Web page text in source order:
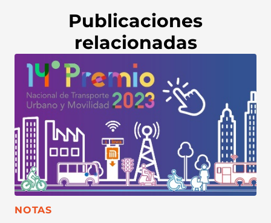
Publicaciones
relacionadas
CATEGORÍA:
NOTAS